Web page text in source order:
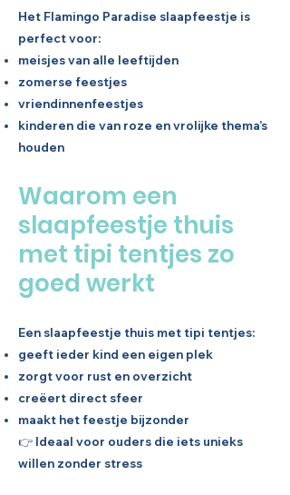
Het Flamingo Paradise slaapfeestje is
perfect voor:
meisjes van alle leeftijden
zomerse feestjes
vriendinnenfeestjes
kinderen die van roze en vrolijke thema’s
houden
Waarom een
slaapfeestje thuis
met tipi tentjes zo
goed werkt
Een slaapfeestje thuis met tipi tentjes:
geeft ieder kind een eigen plek
zorgt voor rust en overzicht
creëert direct sfeer
maakt het feestje bijzonder
👉 Ideaal voor ouders die iets unieks
willen zonder stress